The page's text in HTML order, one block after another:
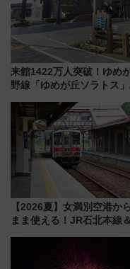
来館1422万人突破！ゆめ
野線「ゆめが丘ソラトス
【2026夏】女満別空港か
まま使える！JR石北本線
ーパス」でおトクに道東観